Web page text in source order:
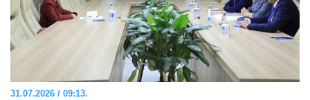
31.07.2026 / 09:13.